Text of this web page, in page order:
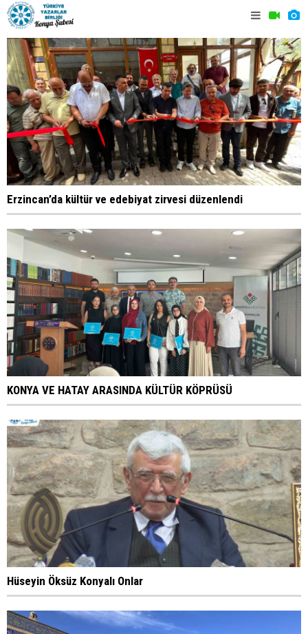
Erzincan’da kültür ve edebiyat zirvesi düzenlendi
KONYA VE HATAY ARASINDA KÜLTÜR KÖPRÜSÜ
Hüseyin Öksüz Konyalı Onlar